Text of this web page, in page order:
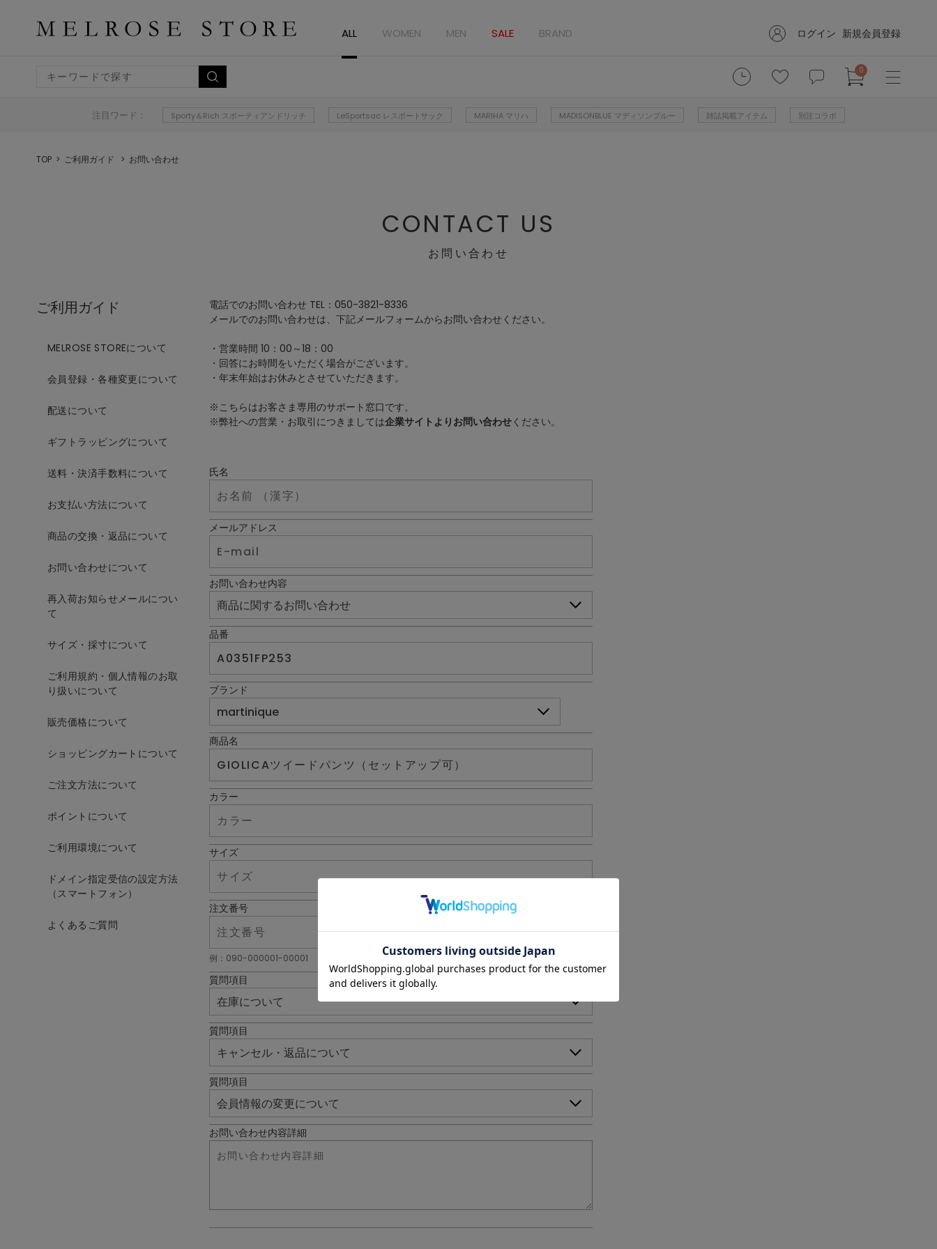
ALL WOMEN MEN SALE BRAND ログイン 新規会員登録
0
注目ワード： Sporty＆Rich スポーティアンドリッチ LeSportsac レスポートサック MARIHA マリハ MADISONBLUE マディソンブルー 雑誌掲載アイテム 別注コラボ
TOP ご利用ガイド お問い合わせ
CONTACT US
お問い合わせ
ご利用ガイド
MELROSE STOREについて
会員登録・各種変更について
配送について
ギフトラッピングについて
送料・決済手数料について
お支払い方法について
商品の交換・返品について
お問い合わせについて
再入荷お知らせメールについ
て
サイズ・採寸について
ご利用規約・個人情報のお取
り扱いについて
販売価格について
ショッピングカートについて
ご注文方法について
ポイントについて
ご利用環境について
ドメイン指定受信の設定方法
（スマートフォン）
よくあるご質問
電話でのお問い合わせ TEL：050-3821-8336
メールでのお問い合わせは、下記メールフォームからお問い合わせください。
・営業時間 10：00～18：00
・回答にお時間をいただく場合がございます。
・年末年始はお休みとさせていただきます。
※こちらはお客さま専用のサポート窓口です。
※弊社への営業・お取引につきましては企業サイトよりお問い合わせください。
氏名
メールアドレス
お問い合わせ内容
品番
ブランド
商品名
カラー
サイズ
注文番号
例：090-000001-00001
質問項目
質問項目
質問項目
お問い合わせ内容詳細